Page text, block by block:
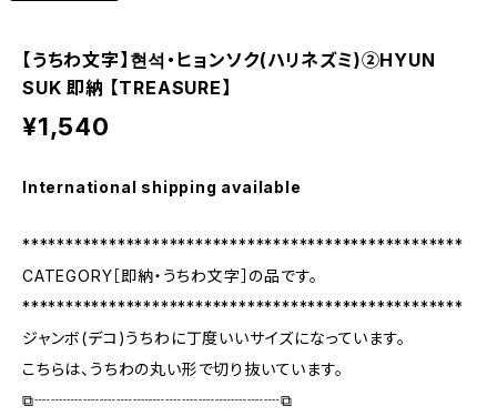
【うちわ文字】현석・ヒョンソク(ハリネズミ)②HYUN
SUK 即納 【TREASURE】
¥1,540
International shipping available
***************************************************
CATEGORY［即納・うちわ文字］の品です。
***************************************************
ジャンボ(デコ)うちわに丁度いいサイズになっています。
こちらは、うちわの丸い形で切り抜いています。
⧉┈┈┈┈┈┈┈┈┈┈┈┈┈┈┈⧉